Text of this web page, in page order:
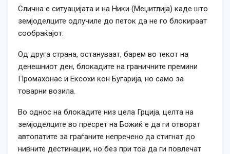
Слична е ситуацијата и на Ники (Меџитлија) каде што
земјоделците одлучиле до петок да не го блокираат
сообраќајот.
Од друга страна, остануваат, барем во текот на
денешниот ден, блокадите на граничните премини
Промахонас и Ексохи кон Бугарија, но само за
товарни возила.
Во однос на блокадите низ цела Грција, целта на
земјоделците во пресрет на Божиќ е да ги отворат
автопатите за граѓаните непречено да стигнат до
нивните дестинации, но без при тоа да ги повлечат